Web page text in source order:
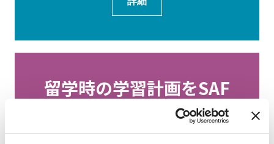
留学時の学習計画をSAF
カウンセラーと相談しよ
う